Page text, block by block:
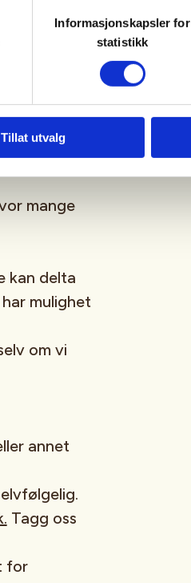
Informasjonskapsler for
statistikk
Tillat utvalg
mange
kan delta
mulighet
om vi
annet
Tagg oss
for